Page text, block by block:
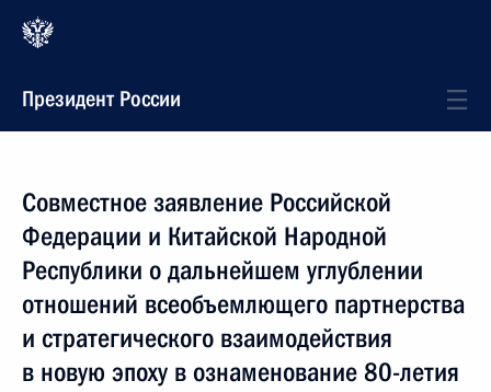
Президент России
Совместное заявление Российской
Федерации и Китайской Народной
Республики о дальнейшем углублении
отношений всеобъемлющего партнерства
и стратегического взаимодействия
в новую эпоху в ознаменование 80-летия